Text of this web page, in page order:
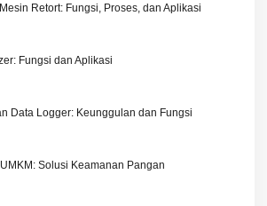
Retort: Fungsi, Proses, dan Aplikasi
Fungsi dan Aplikasi
Data Logger: Keunggulan dan Fungsi
Solusi Keamanan Pangan